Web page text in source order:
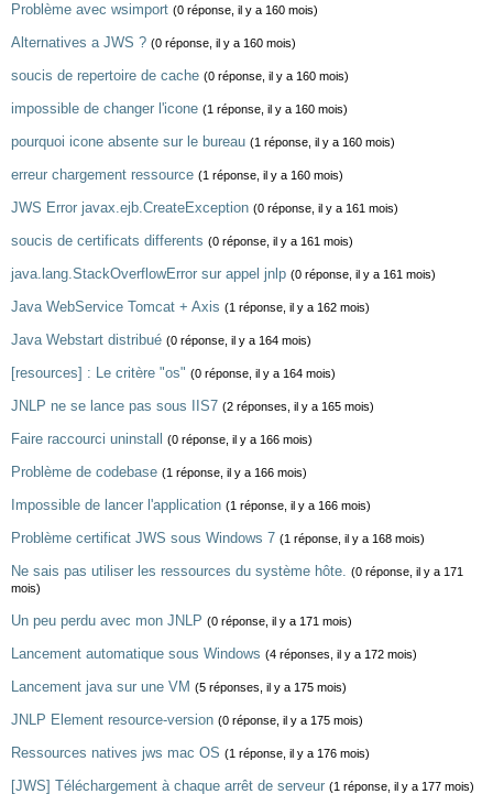
Problème avec wsimport (0 réponse, il y a 160 mois)
Alternatives a JWS ? (0 réponse, il y a 160 mois)
soucis de repertoire de cache (0 réponse, il y a 160 mois)
impossible de changer l'icone (1 réponse, il y a 160 mois)
pourquoi icone absente sur le bureau (1 réponse, il y a 160 mois)
erreur chargement ressource (1 réponse, il y a 160 mois)
JWS Error javax.ejb.CreateException (0 réponse, il y a 161 mois)
soucis de certificats differents (0 réponse, il y a 161 mois)
java.lang.StackOverflowError sur appel jnlp (0 réponse, il y a 161 mois)
Java WebService Tomcat + Axis (1 réponse, il y a 162 mois)
Java Webstart distribué (0 réponse, il y a 164 mois)
[resources] : Le critère "os" (0 réponse, il y a 164 mois)
JNLP ne se lance pas sous IIS7 (2 réponses, il y a 165 mois)
Faire raccourci uninstall (0 réponse, il y a 166 mois)
Problème de codebase (1 réponse, il y a 166 mois)
Impossible de lancer l'application (1 réponse, il y a 166 mois)
Problème certificat JWS sous Windows 7 (1 réponse, il y a 168 mois)
Ne sais pas utiliser les ressources du système hôte. (0 réponse, il y a 171
mois)
Un peu perdu avec mon JNLP (0 réponse, il y a 171 mois)
Lancement automatique sous Windows (4 réponses, il y a 172 mois)
Lancement java sur une VM (5 réponses, il y a 175 mois)
JNLP Element resource-version (0 réponse, il y a 175 mois)
Ressources natives jws mac OS (1 réponse, il y a 176 mois)
[JWS] Téléchargement à chaque arrêt de serveur (1 réponse, il y a 177 mois)